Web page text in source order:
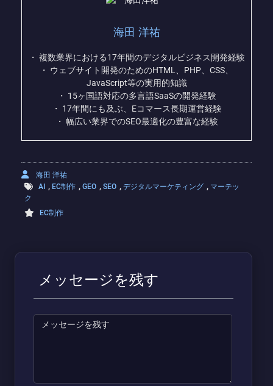
海田 洋祐
・ 複数業界における17年間のデジタルビジネス開発経験
・ ウェブサイト開発のためのHTML、PHP、CSS、
JavaScript等の実用的知識
・ 15ヶ国語対応の多言語SaaSの開発経験
・ 17年間にも及ぶ、Eコマース長期運営経験
・ 幅広い業界でのSEO最適化の豊富な経験
海田 洋祐
AI
, EC制作 , GEO , SEO , デジタルマーケティング , マーテッ
ク
EC制作
メッセージを残す